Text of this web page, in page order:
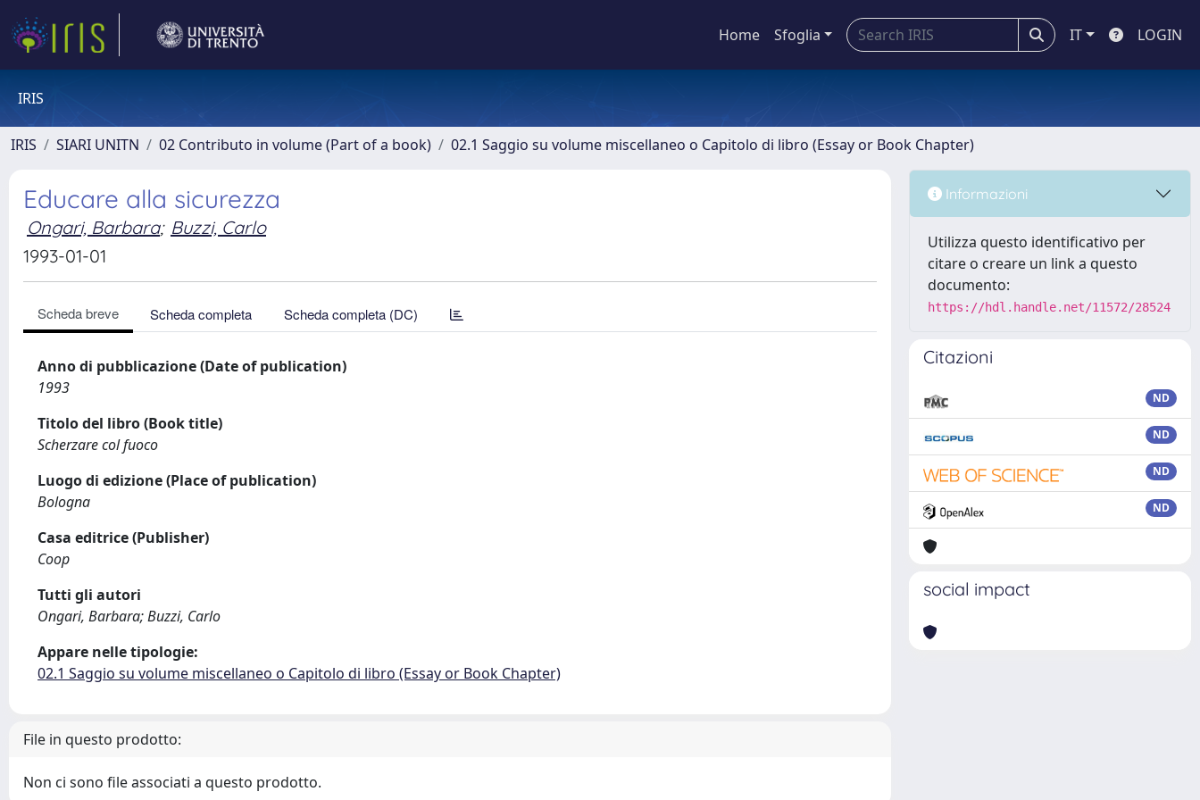
Home Sfoglia IT LOGIN
IRIS
IRIS SIARI UNITN 02 Contributo in volume (Part of a book) 02.1 Saggio su volume miscellaneo o Capitolo di libro (Essay or Book Chapter)
Educare alla sicurezza
Ongari, Barbara; Buzzi, Carlo
1993-01-01
Scheda breve Scheda completa Scheda completa (DC)
Anno di pubblicazione (Date of publication)
1993
Titolo del libro (Book title)
Scherzare col fuoco
Luogo di edizione (Place of publication)
Bologna
Casa editrice (Publisher)
Coop
Tutti gli autori
Ongari, Barbara; Buzzi, Carlo
Appare nelle tipologie:
02.1 Saggio su volume miscellaneo o Capitolo di libro (Essay or Book Chapter)
File in questo prodotto:
Non ci sono file associati a questo prodotto.
Informazioni
Utilizza questo identificativo per
citare o creare un link a questo
documento:
https://hdl.handle.net/11572/28524
Citazioni
ND
ND
ND
ND
social impact